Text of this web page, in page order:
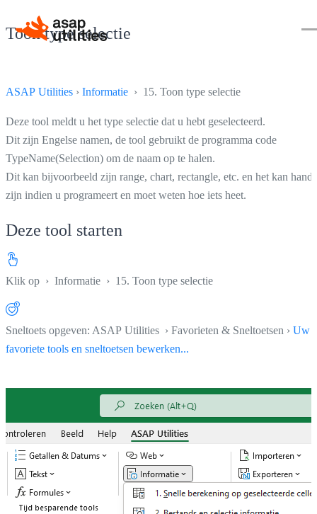
Toon type selectie
ASAP Utilities › Informatie › 15. Toon type selectie
Deze tool meldt u het type selectie dat u hebt geselecteerd.
Dit zijn Engelse namen, de tool gebruikt de programma code
TypeName(Selection) om de naam op te halen.
Dit kan bijvoorbeeld zijn range, chart, rectangle, etc. en het kan
zijn indien u programeert en moet weten hoe iets heet.
Deze tool starten
Klik op › Informatie › 15. Toon type selectie
Sneltoets opgeven: ASAP Utilities › Favorieten & Sneltoetsen › Uw
favoriete tools en sneltoetsen bewerken...